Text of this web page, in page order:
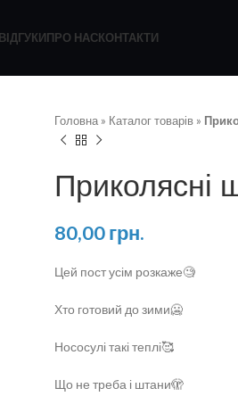
ВІДГУКИПРО НАСКОНТАКТИ
Головна » Каталог товарів »
Приколясні
80,00грн.
Цей пост усім розкаже🧐
Хто готовий до зими🥶
Нососулі такі теплі🥰
Що не треба і штани🫣